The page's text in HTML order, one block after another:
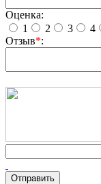
Оценка:
1
2 3 4
Отзыв*: